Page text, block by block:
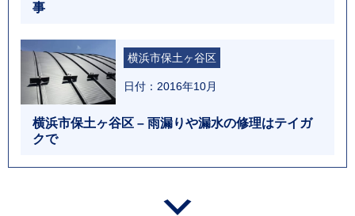
事
横浜市保土ヶ谷区
日付：2016年10月
横浜市保土ヶ谷区 – 雨漏りや漏水の修理はテイガ
クで